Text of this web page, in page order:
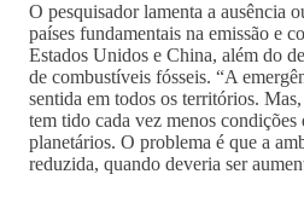
O pesquisador lamenta a ausência
países fundamentais na emissão e
Estados Unidos e China, além do
de combustíveis fósseis. “A
sentida em todos os territórios.
tem tido cada vez menos condições
planetários. O problema é que a
reduzida, quando deveria ser